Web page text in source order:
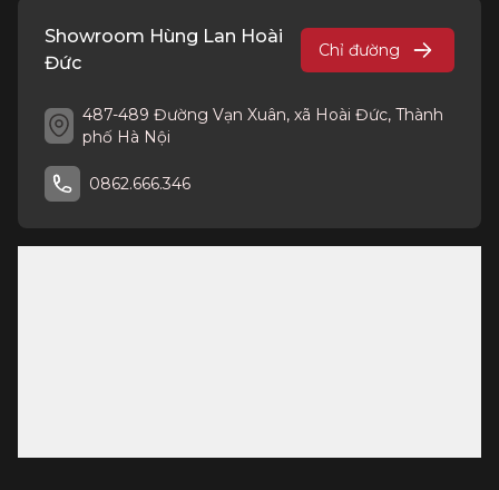
Showroom Hùng Lan Hoài
Đức
Chỉ đường
487-489 Đường Vạn Xuân, xã Hoài Đức, Thành
phố Hà Nội
0862.666.346